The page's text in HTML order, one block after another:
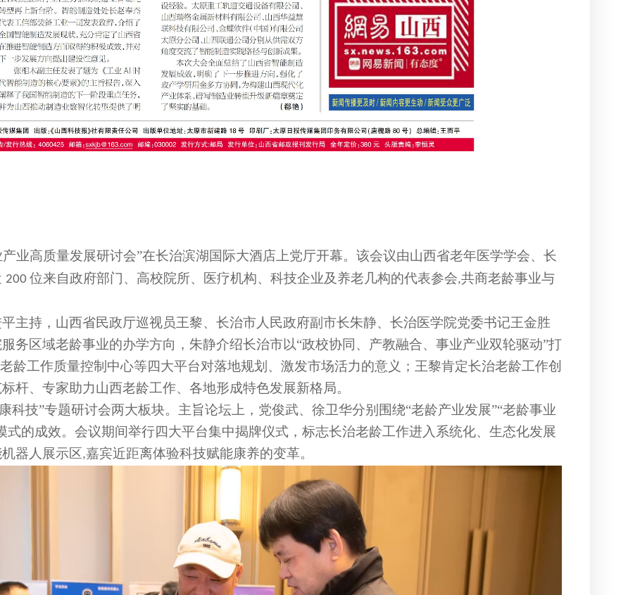
业高质量发展研讨会”在长治滨湖国际大酒店上党厅开幕。该会议由山西省老年医学学会、长
200 位来自政府部门、高校院所、医疗机构、科技企业及养老几构的代表参会,共商老龄事业与
主持，山西省民政厅巡视员王黎、长治市人民政府副市长朱静、长治医学院党委书记王金胜
务区域老龄事业的办学方向，朱静介绍长治市以“政校协同、产教融合、事业产业双轮驱动”打
龄工作质量控制中心等四大平台对落地规划、激发市场活力的意义；王黎肯定长治老龄工作创
杆、专家助力山西老龄工作、各地形成特色发展新格局。
科技”专题研讨会两大板块。主旨论坛上， 党俊武、徐卫华分别围绕“老龄产业发展”“老龄事业
式的成效。会议期间举行四大平台集中揭牌仪式， 标志长治老龄工作进入系统化、生态化发展
器人展示区,嘉宾近距离体验科技赋能康养的变革。